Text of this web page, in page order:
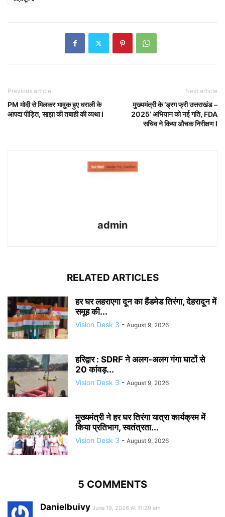
Previous article
PM मोदी से मिलकर भावुक हुए धराली के
आपदा पीड़ित, साझा की तबाही की व्यथा l
Next article
मुख्यमंत्री के ‘ड्रग फ्री उत्तराखंड –
2025’ अभियान को नई गति, FDA
सचिव ने किया औचक निरीक्षण l
admin
RELATED ARTICLES
हर घर लहराएगा दून का हैंडमेड तिरंगा, देहरादून में
समूह की...
Vision Desk 3 - August 9, 2026
हरिद्वार : SDRF ने अलग-अलग गंगा घाटों से
20 कांवड़...
Vision Desk 3 - August 9, 2026
मुख्यमंत्री ने हर घर तिरंगा यात्रा कार्यक्रम में
किया प्रतिभाग, स्वतंत्रता...
Vision Desk 3 - August 9, 2026
5 COMMENTS
Danielbuivy June 19, 2026 At 11:29 am